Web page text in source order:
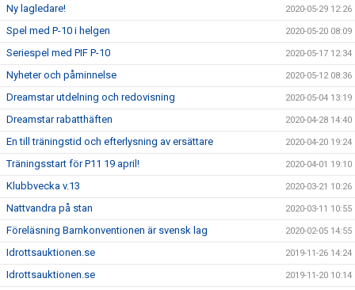
Ny lagledare! 2020-05-29 12:26
Spel med P-10 i helgen 2020-05-20 08:09
Seriespel med PIF P-10 2020-05-17 12:34
Nyheter och påminnelse 2020-05-12 08:36
Dreamstar utdelning och redovisning 2020-05-04 13:19
Dreamstar rabatthäften 2020-04-28 14:40
En till träningstid och efterlysning av ersättare 2020-04-20 19:24
Träningsstart för P11 19 april! 2020-04-01 19:10
Klubbvecka v.13 2020-03-21 10:26
Nattvandra på stan 2020-03-11 10:55
Föreläsning Barnkonventionen är svensk lag 2020-02-05 14:55
Idrottsauktionen.se 2019-11-26 14:24
Idrottsauktionen.se 2019-11-20 10:14